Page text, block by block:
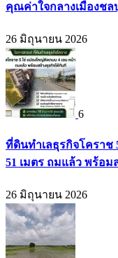
คุณค่าใจกลางเมืองชล
26 มิถุนายน 2026
6
ที่ดินทำเลธุรกิจโคราช
51 เมตร ถมแล้ว พร้อ
26 มิถุนายน 2026